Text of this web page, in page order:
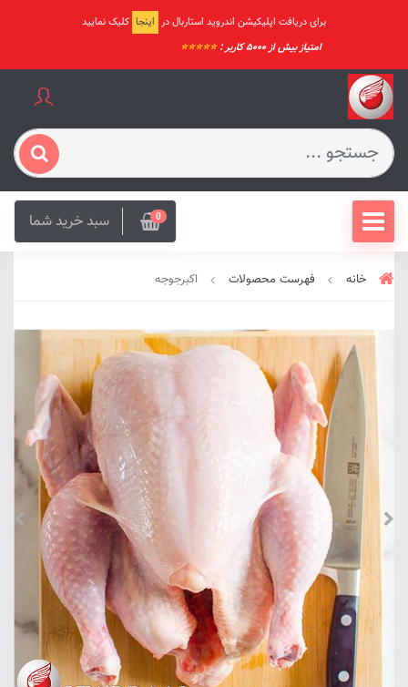
برای دریافت اپلیکیشن اندروید استاربال در اینجا کلیک نمایید
امتیاز بیش از ۵۰۰۰ کاربر :
⭐️⭐️⭐️⭐️⭐️
0 سبد خرید شما
خانه فهرست محصولات اکبرجوجه